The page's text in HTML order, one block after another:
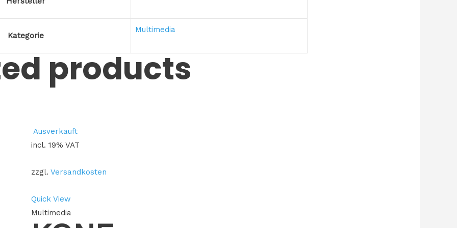
Kategorie
Multimedia
products
Ausverkauft
incl. 19% VAT
zzgl. Versandkosten
Quick View
Multimedia